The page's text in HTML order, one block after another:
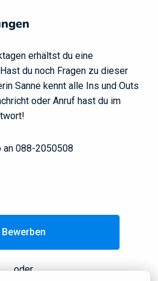
erhältst du eine
du noch Fragen zu dieser
Sanne kennt alle Ins und Outs
oder Anruf hast du im
an 088-2050508
Bewerben
oder